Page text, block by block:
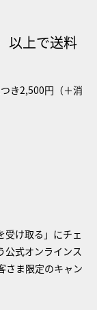
以上で送料
き2,500円（＋消
受け取る」にチェ
公式オンラインス
さま限定のキャン